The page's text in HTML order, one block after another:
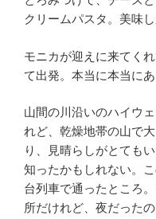
クリームパスタ。美味し
モニカが迎えに来てく
て出発。本当に本当にあ
山間の川沿いのハイウ
れど、乾燥地帯の山で
り、見晴らしがとても
知ったかもしれない。
台列車で通ったところ
所だけれど、夜だったの